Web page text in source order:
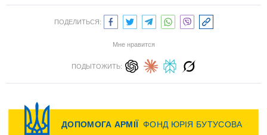
ПОДЕЛИТЬСЯ:
Мне нравится
ПОДЫТОЖИТЬ: